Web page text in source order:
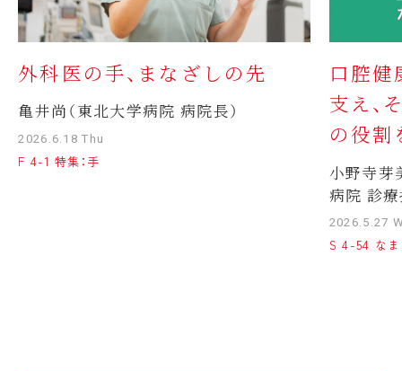
外科医の手、まなざしの先
亀井尚（東北大学病院 病院長）
2026.6.18 Thu
F 4-1 特集：手
口腔
支え、
の役割
小野寺芽
病院 診
2026.5.27
S 4-54 な